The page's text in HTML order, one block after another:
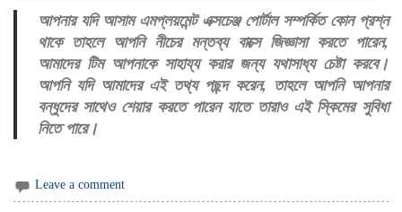
আপনার যদি আসাম এমপ্লয়মেন্ট এক্সচেঞ্জ পোর্টাল সম্পর্কিত কোন প্রশ্ন
থাকে তাহলে আপনি নীচের মন্তব্য বাক্সে জিজ্ঞাসা করতে পারেন,
আমাদের টিম আপনাকে সাহায্য করার জন্য যথাসাধ্য চেষ্টা করবে।
আপনি যদি আমাদের এই তথ্য পছন্দ করেন, তাহলে আপনি আপনার
বন্ধুদের সাথেও শেয়ার করতে পারেন যাতে তারাও এই স্কিমের সুবিধা
নিতে পারে।
Leave a comment